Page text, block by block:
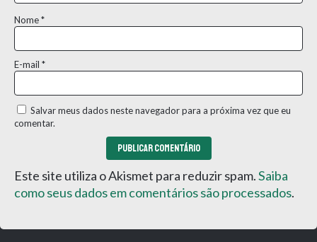
Nome*
E-mail *
Salvar meus dados neste navegador para a próxima vez que eu
comentar.
Este site utiliza o Akismet para reduzir spam.Saiba
como seus dados em comentários são processados.